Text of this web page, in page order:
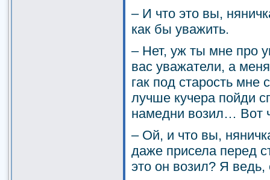
– И что это вы,
как бы уважить.
– Нет, уж ты мне про
вас уважатели, а
гак под старость мне
лучше кучера пойди
намедни возил… Вот
– Ой, и что вы,
даже присела перед
это он возил? Я